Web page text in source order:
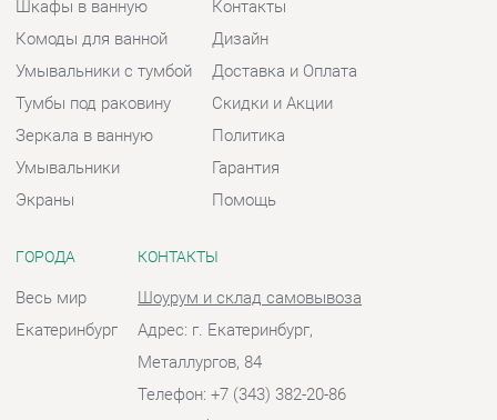
ГОРОДА
Весь мир
Екатеринбург
КОНТАКТЫ
Шоурум и склад самовывоза
Адрес: г. Екатеринбург,
Металлургов, 84
Телефон: +7 (343) 382-20-86
Часы работы:
Отправить сообщение
© 2009-2026 Ванная-Екатеринбург